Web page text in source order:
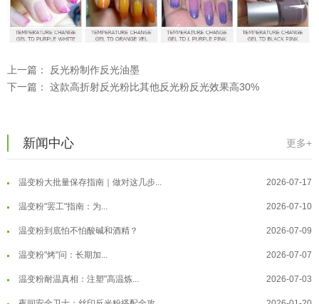
上一篇： 反光粉制作反光油墨
下一篇： 这款高折射反光粉比其他反光粉反光效果高30%
新闻中心 更多+
温变粉可以做防伪标签、温变防伪吗...
温变粉保质期有多久？开封后如何保...
温变粉大批量保存指南｜做对这几步... 2026-07-17
温变粉"罢工"指南：为... 2026-07-10
温变粉到底怕不怕酸碱和酒精？ 2026-07-09
温变粉"烤"问：长期加... 2026-07-07
温变粉耐温真相：注塑"高温炼... 2026-07-03
夜间安全卫士：丝印反光粉搭配全攻... 2026-01-20